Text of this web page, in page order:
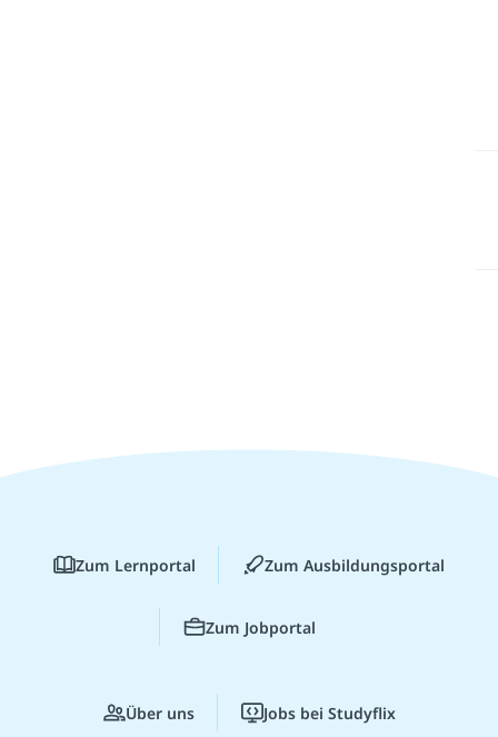
Zum Lernportal Zum Ausbildungsportal
Zum Jobportal
Über uns Jobs bei Studyflix